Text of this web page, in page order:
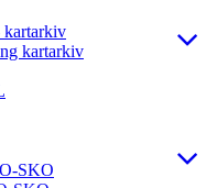
kartarkiv
kartarkiv
SKO